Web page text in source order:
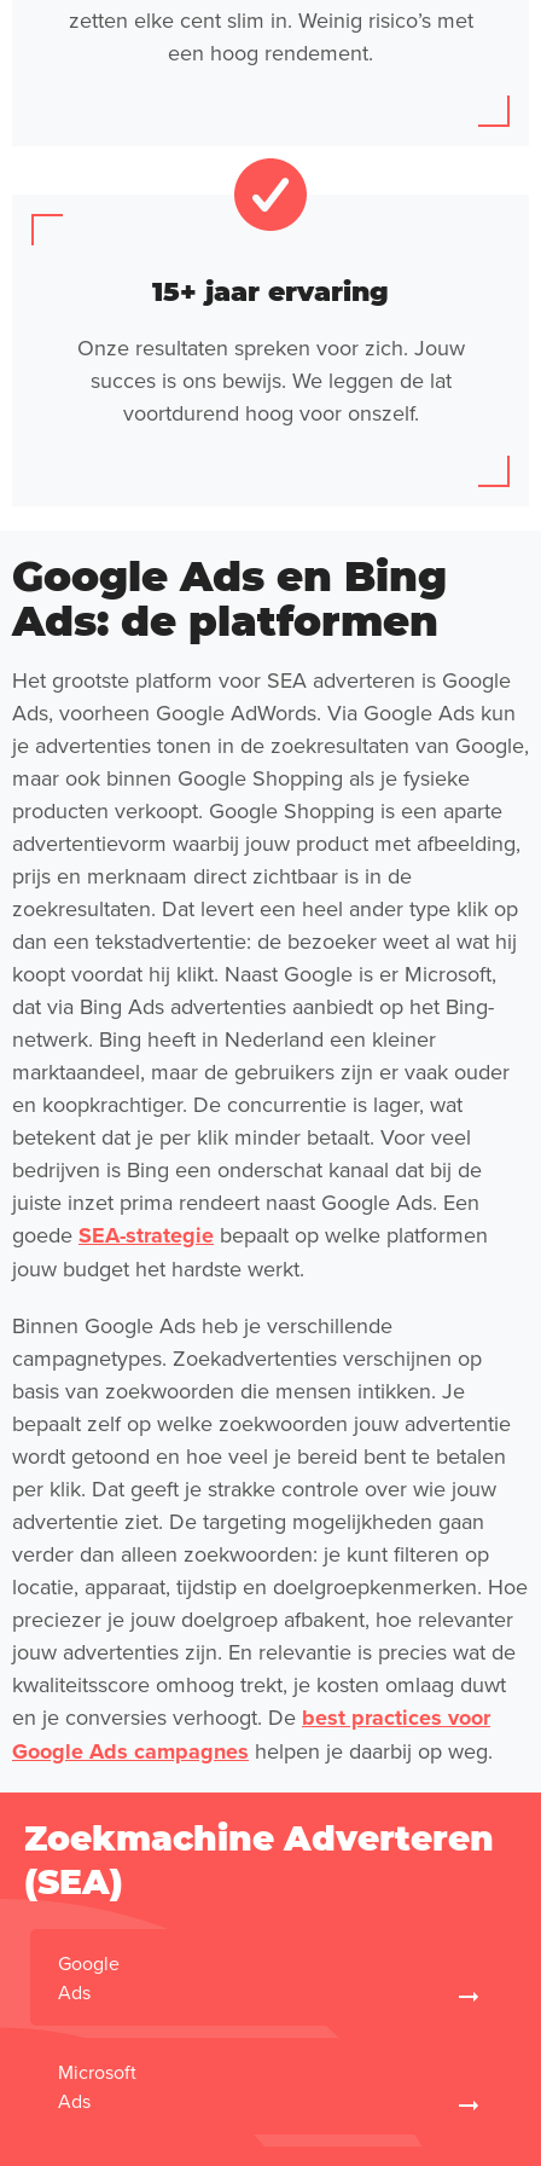
zetten elke cent slim in. Weinig risico’s met
een hoog rendement.
15+ jaar ervaring
Onze resultaten spreken voor zich. Jouw
succes is ons bewijs. We leggen de lat
voortdurend hoog voor onszelf.
Google Ads en Bing
Ads: de platformen
Het grootste platform voor SEA adverteren is Google
Ads, voorheen Google AdWords. Via Google Ads kun
je advertenties tonen in de zoekresultaten van Google,
maar ook binnen Google Shopping als je fysieke
producten verkoopt. Google Shopping is een aparte
advertentievorm waarbij jouw product met afbeelding,
prijs en merknaam direct zichtbaar is in de
zoekresultaten. Dat levert een heel ander type klik op
dan een tekstadvertentie: de bezoeker weet al wat hij
koopt voordat hij klikt. Naast Google is er Microsoft,
dat via Bing Ads advertenties aanbiedt op het Bing-
netwerk. Bing heeft in Nederland een kleiner
marktaandeel, maar de gebruikers zijn er vaak ouder
en koopkrachtiger. De concurrentie is lager, wat
betekent dat je per klik minder betaalt. Voor veel
bedrijven is Bing een onderschat kanaal dat bij de
juiste inzet prima rendeert naast Google Ads. Een
goede SEA-strategie bepaalt op welke platformen
jouw budget het hardste werkt.
Binnen Google Ads heb je verschillende
campagnetypes. Zoekadvertenties verschijnen op
basis van zoekwoorden die mensen intikken. Je
bepaalt zelf op welke zoekwoorden jouw advertentie
wordt getoond en hoe veel je bereid bent te betalen
per klik. Dat geeft je strakke controle over wie jouw
advertentie ziet. De targeting mogelijkheden gaan
verder dan alleen zoekwoorden: je kunt filteren op
locatie, apparaat, tijdstip en doelgroepkenmerken. Hoe
preciezer je jouw doelgroep afbakent, hoe relevanter
jouw advertenties zijn. En relevantie is precies wat de
kwaliteitsscore omhoog trekt, je kosten omlaag duwt
en je conversies verhoogt. De best practices voor
Google Ads campagnes helpen je daarbij op weg.
Zoekmachine Adverteren
(SEA)
Google
Ads
Microsoft
Ads